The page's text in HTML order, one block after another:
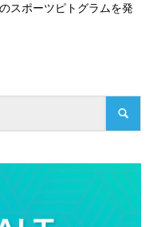
スポーツピトグラムを発